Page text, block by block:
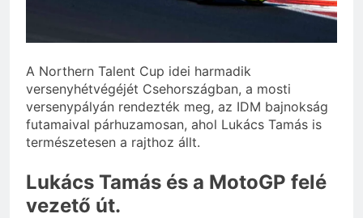
A Northern Talent Cup idei harmadik
versenyhétvégéjét Csehországban, a mosti
versenypályán rendezték meg, az IDM bajnokság
futamaival párhuzamosan, ahol Lukács Tamás is
természetesen a rajthoz állt.
Lukács Tamás és a MotoGP felé
vezető út.